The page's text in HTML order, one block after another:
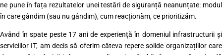
ne pune în fața rezultatelor unei testări de siguranță neanunțate: modul
în care gândim (sau nu gândim), cum reacționăm, ce prioritizăm.
Având în spate peste 17 ani de experiență în domeniul infrastructurii și
serviciilor IT, am decis să oferim câteva repere solide organizațiilor care